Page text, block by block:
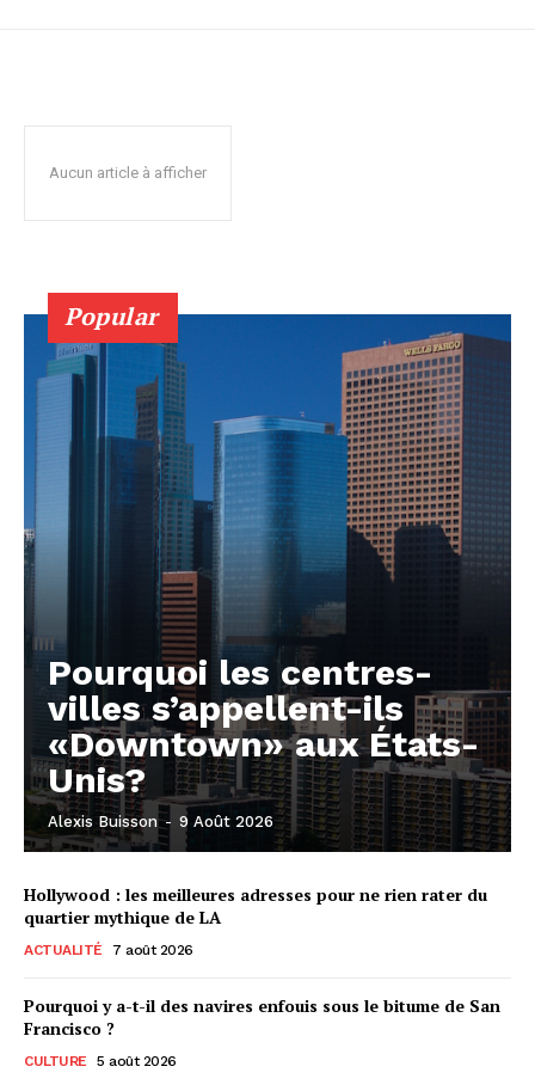
Aucun article à afficher
Popular
Pourquoi les centres-
villes s’appellent-ils
«Downtown» aux États-
Unis?
Alexis Buisson - 9 Août 2026
Hollywood : les meilleures adresses pour ne rien rater du
quartier mythique de LA
ACTUALITÉ 7 août 2026
Pourquoi y a-t-il des navires enfouis sous le bitume de San
Francisco ?
CULTURE 5 août 2026